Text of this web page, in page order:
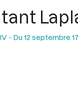
- Du 12 septembre